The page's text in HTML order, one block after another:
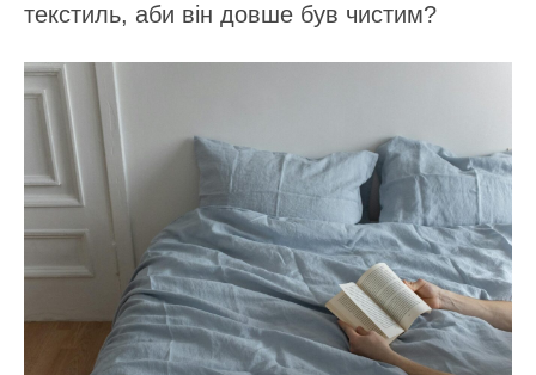
текстиль, аби він довше був чистим?